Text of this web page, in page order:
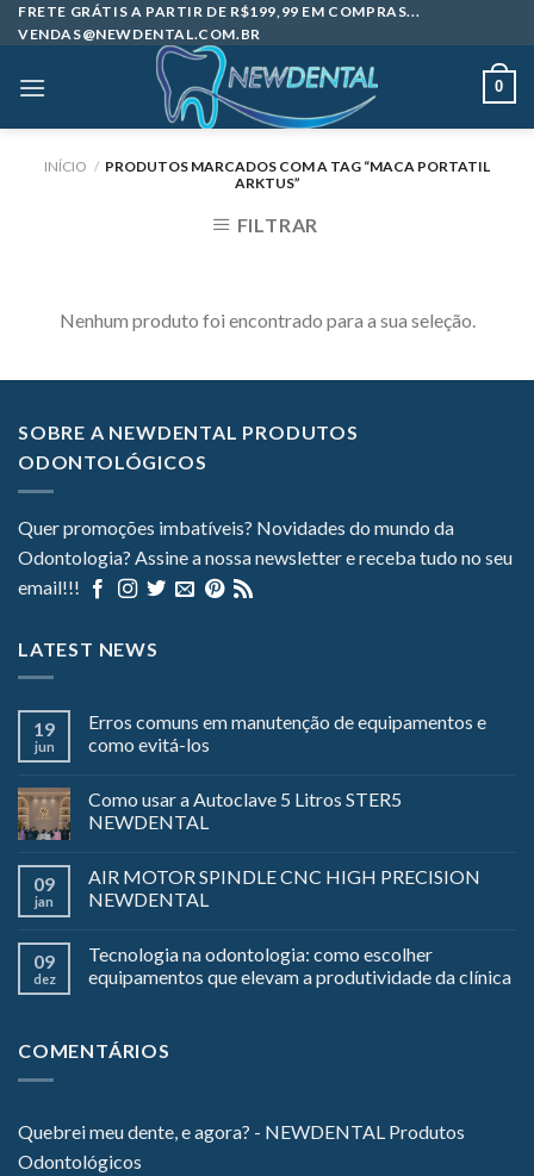
Skip
to
FRETE GRÁTIS A PARTIR DE R$199,99 EM COMPRAS...
VENDAS@NEWDENTAL.COM.BR
0
INÍCIO / PRODUTOS MARCADOS COM A TAG “MACA PORTATIL
ARKTUS”
FILTRAR
Nenhum produto foi encontrado para a sua seleção.
SOBRE A NEWDENTAL PRODUTOS
ODONTOLÓGICOS
Quer promoções imbatíveis? Novidades do mundo da
Odontologia? Assine a nossa newsletter e receba tudo no seu
email!!!
LATEST NEWS
19
jun
Erros comuns em manutenção de equipamentos e
como evitá-los
Como usar a Autoclave 5 Litros STER5
NEWDENTAL
09
jan
AIR MOTOR SPINDLE CNC HIGH PRECISION
NEWDENTAL
09
dez
Tecnologia na odontologia: como escolher
equipamentos que elevam a produtividade da clínica
COMENTÁRIOS
Quebrei meu dente, e agora? - NEWDENTAL Produtos
Odontológicos